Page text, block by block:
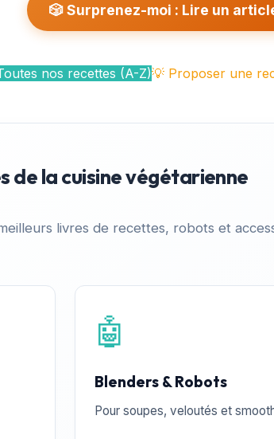
🎲 Surprenez-moi : Lire un
nos recettes (A-Z)💡 Proposer une
de la cuisine végétarienne
livres de recettes, robots et
🤖
Blenders & Robots
Pour soupes, veloutés et